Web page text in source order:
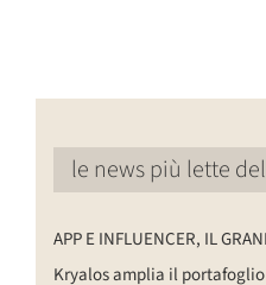
le news più lette
APP E INFLUENCER, IL
Kryalos amplia il